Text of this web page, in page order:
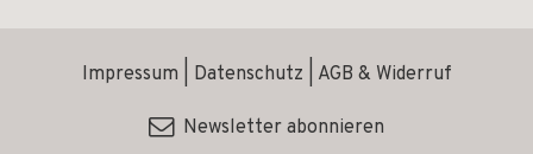
Impressum Datenschutz AGB & Widerruf
Newsletter abonnieren